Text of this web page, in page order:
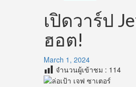
เปิดวาร์ป
ฮอต!
March 1, 2024
จำนวนผู้เข้าชม : 114